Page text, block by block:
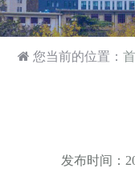
您当前的位置：
发布时间：